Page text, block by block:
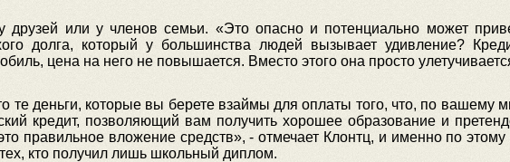
друзей или у членов семьи. «Это опасно и потенциально может
долга, который у большинства людей вызывает удивление?
цена на него не повышается. Вместо этого она просто
те деньги, которые вы берете взаймы для оплаты того, что, по вашему
кредит, позволяющий вам получить хорошее образование и
правильное вложение средств», - отмечает Клонтц, и именно по
кто получил лишь школьный диплом.